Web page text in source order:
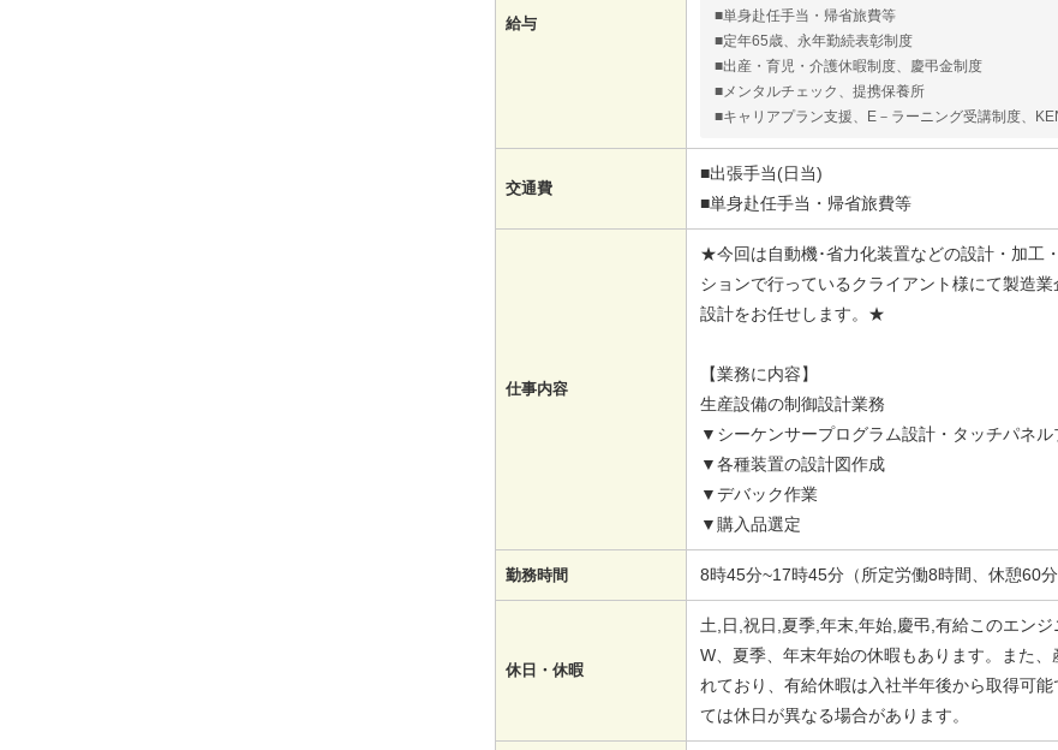
給与
■単身赴任手当・帰省旅費等
■定年65歳、永年勤続表彰制度
■出産・育児・介護休暇制度、慶弔金制度
■メンタルチェック、提携保養所
■キャリアプラン支援、E－ラーニング受講制度、
交通費
■出張手当(日当)
■単身赴任手当・帰省旅費等
仕事内容
★今回は自動機･省力化装置などの設計・加工
ションで行っているクライアント様にて製造
設計をお任せします。★
【業務に内容】
生産設備の制御設計業務
▼シーケンサープログラム設計・タッチパネル
▼各種装置の設計図作成
▼デバック作業
▼購入品選定
勤務時間 8時45分~17時45分（所定労働8時間、休憩60分
休日・休暇
土,日,祝日,夏季,年末,年始,慶弔,有給このエン
W、夏季、年末年始の休暇もあります。また
れており、有給休暇は入社半年後から取得可
ては休日が異なる場合があります。